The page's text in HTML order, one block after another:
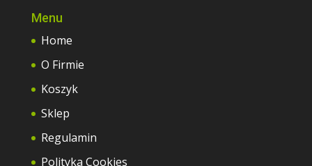
Menu
Home
O Firmie
Koszyk
Sklep
Regulamin
Polityka Cookies